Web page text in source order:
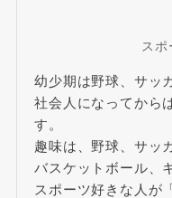
スポ
幼少期は野球、サッ
社会人になってから
す。
趣味は、野球、サッ
バスケットボール、
スポーツ好きな人が